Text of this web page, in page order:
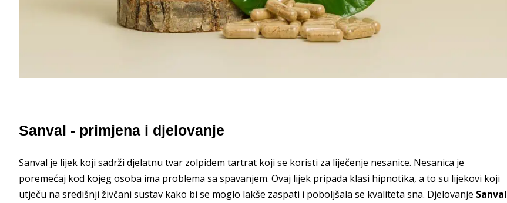
Sanval - primjena i djelovanje
Sanval je lijek koji sadrži djelatnu tvar zolpidem tartrat koji se koristi za liječenje nesanice. Nesanica je
poremećaj kod kojeg osoba ima problema sa spavanjem. Ovaj lijek pripada klasi hipnotika, a to su lijekovi koji
utječu na središnji živčani sustav kako bi se moglo lakše zaspati i poboljšala se kvaliteta sna. Djelovanje Sanval